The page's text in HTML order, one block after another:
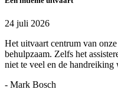
24 juli 2026
Het uitvaart centrum van
behulpzaam. Zelfs het
niet te veel en de handreiking
- Mark Bosch